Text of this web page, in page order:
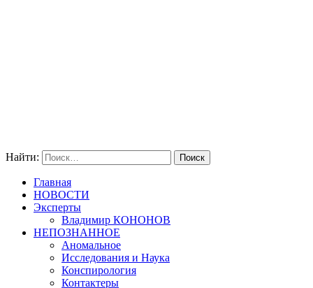
Найти:
Главная
НОВОСТИ
Эксперты
Владимир КОНОНОВ
НЕПОЗНАННОЕ
Аномальное
Исследования и Наука
Конспирология
Контактеры